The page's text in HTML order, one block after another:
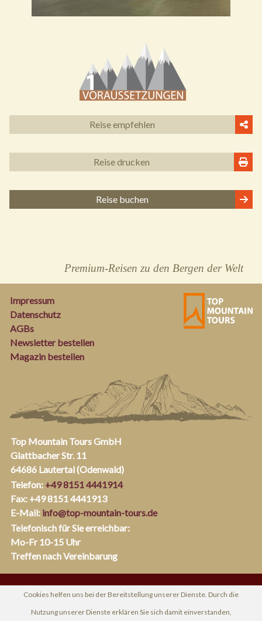
Reise empfehlen
Reise drucken
Reise buchen
Premium-Reisen zu den Bergen der Welt
Impressum
Datenschutz
AGBs
Newsletter bestellen
Magazin bestellen
Top Mountain Tours GmbH
Glattbacher Str. 11
64686 Lautertal (Odenwald)
Telefon: +49 8151 4441914
Fax: +49 8151 4441913
E-Mail: info@top-mountain-tours.de
Telefonisch für Sie erreichbar:
Mo-Fr 10-15 Uhr
Treffen nach Vereinbarung
Cookies helfen uns bei der Bereitstellung unserer Dienste. Durch die
Nutzung unserer Dienste erklären Sie sich damit einverstanden,